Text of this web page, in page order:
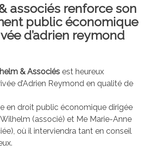
associés renforce son
public économique
d’adrien reymond
& Associés est heureux
d’Adrien Reymond en qualité de
en droit public économique dirigée
(associé) et Me Marie-Anne
où il interviendra tant en conseil